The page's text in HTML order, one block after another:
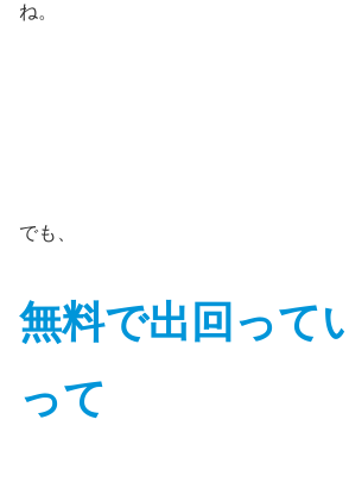
ね。
でも、
無料で出回って
って